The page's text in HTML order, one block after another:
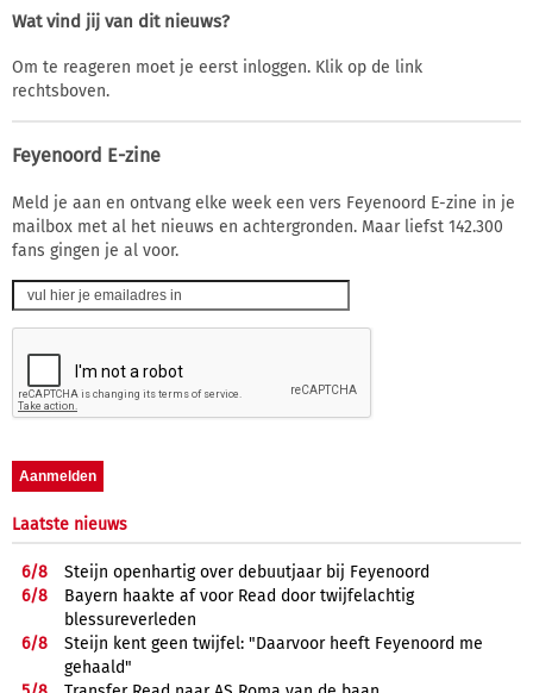
Wat vind jij van dit nieuws?
Om te reageren moet je eerst inloggen. Klik op de link
rechtsboven.
Feyenoord E-zine
Meld je aan en ontvang elke week een vers Feyenoord E-zine in je
mailbox met al het nieuws en achtergronden. Maar liefst 142.300
fans gingen je al voor.
Laatste nieuws
6/8
Steijn openhartig over debuutjaar bij Feyenoord
6/8
Bayern haakte af voor Read door twijfelachtig
blessureverleden
6/8
Steijn kent geen twijfel: "Daarvoor heeft Feyenoord me
gehaald"